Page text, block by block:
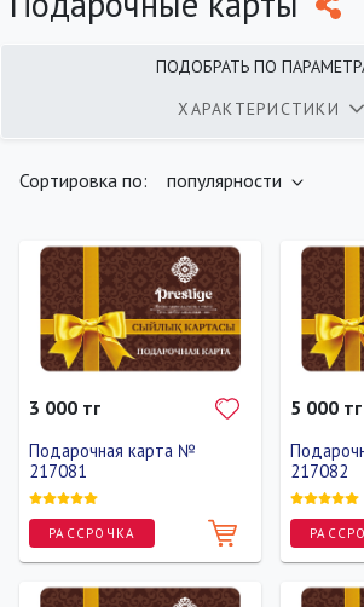
ПОДОБРАТЬ ПО
ХАРАКТЕРИСТИКИ
Сортировка по: популярности
3 000 тг
Подарочная карта №
217081
РАССРОЧКА
5 000 тг
217082